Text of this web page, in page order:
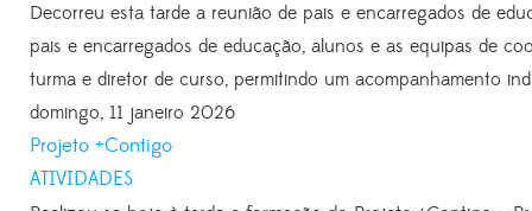
Decorreu esta tarde a reunião de pais e encarregados de
pais e encarregados de educação, alunos e as equipas de
turma e diretor de curso, permitindo um acompanhamento
domingo, 11 janeiro 2026
Projeto +Contigo
ATIVIDADES